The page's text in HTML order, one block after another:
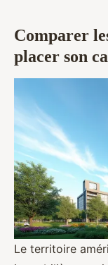
Comparer
placer son
Le territoire